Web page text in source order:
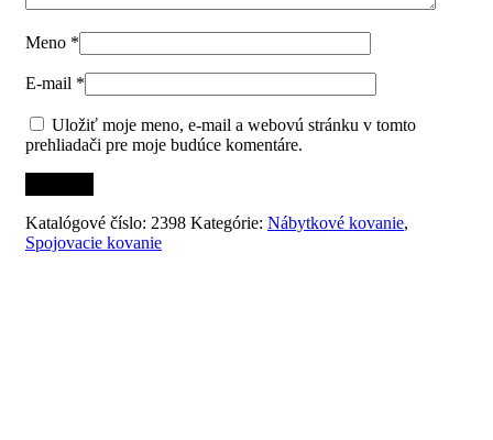
Meno *
E-mail *
Uložiť moje meno, e-mail a webovú stránku v tomto
prehliadači pre moje budúce komentáre.
Katalógové číslo: 2398 Kategórie: Nábytkové kovanie,
Spojovacie kovanie